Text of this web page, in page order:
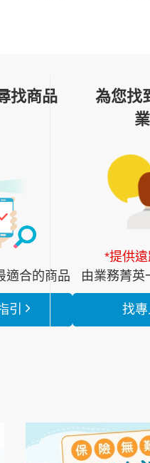
找商品
適合的商品
引
為您找
*提供
由業務菁英
找